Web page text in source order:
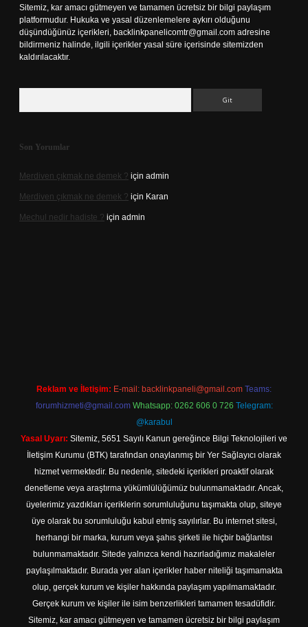
Sitemiz, kar amacı gütmeyen ve tamamen ücretsiz bir bilgi paylaşım
platformudur. Hukuka ve yasal düzenlemelere aykırı olduğunu
düşündüğünüz içerikleri, backlinkpanelicomtr@gmail.com adresine
bildirmeniz halinde, ilgili içerikler yasal süre içerisinde sitemizden
kaldırılacaktır.
Son Yorumlar
Merdiven çıkmak ne demek ? için admin
Merdiven çıkmak ne demek ? için Karan
Mechul nedir hadiste ? için admin
Reklam ve İletişim: E-mail: backlinkpaneli@gmail.com Teams:
forumhizmeti@gmail.com Whatsapp: 0262 606 0 726 Telegram:
@karabul
Yasal Uyarı: Sitemiz, 5651 Sayılı Kanun gereğince Bilgi Teknolojileri ve
İletişim Kurumu (BTK) tarafından onaylanmış bir Yer Sağlayıcı olarak
hizmet vermektedir. Bu nedenle, sitedeki içerikleri proaktif olarak
denetleme veya araştırma yükümlülüğümüz bulunmamaktadır. Ancak,
üyelerimiz yazdıkları içeriklerin sorumluluğunu taşımakta olup, siteye
üye olarak bu sorumluluğu kabul etmiş sayılırlar. Bu internet sitesi,
herhangi bir marka, kurum veya şahıs şirketi ile hiçbir bağlantısı
bulunmamaktadır. Sitede yalnızca kendi hazırladığımız makaleler
paylaşılmaktadır. Burada yer alan içerikler haber niteliği taşımamakta
olup, gerçek kurum ve kişiler hakkında paylaşım yapılmamaktadır.
Gerçek kurum ve kişiler ile isim benzerlikleri tamamen tesadüfidir.
Sitemiz, kar amacı gütmeyen ve tamamen ücretsiz bir bilgi paylaşım